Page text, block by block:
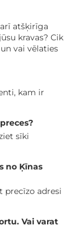
atšķirīga
kravas? Cik
vai vēlaties
kam ir
sīki
no Ķīnas
precīzo adresi
Vai varat